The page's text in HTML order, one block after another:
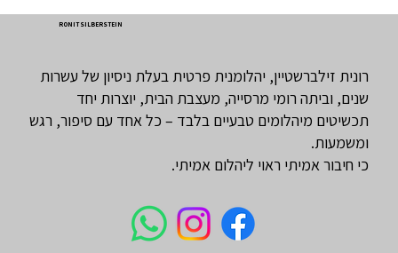
RONIT SILBERSTEIN
רונית זילברשטיין, יהלומנית פרטית בעלת ניסיון של עשרות
שנים, וביתה רומי מרסייה, מעצבת הבית, יוצרות יחד
תכשיטים מיהלומים טבעיים בלבד – כל אחד עם סיפור, רגש
ומשמעות.
כי חיבור אמיתי ראוי ליהלום אמיתי.